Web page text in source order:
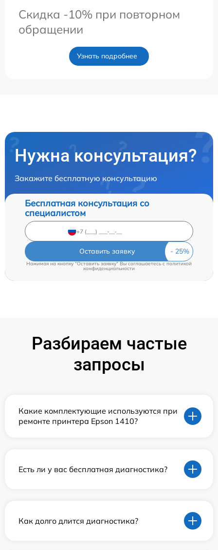
Скидка -10% при повторном
обращении
Узнать подробнее
Нужна консультация?
Закажите бесплатную консультацию
Бесплатная консультация со
специалистом
Оставить заявку
Нажимая на кнопку "Оставить заявку" Вы соглашаетесь c политикой
конфиденциальности
Разбираем частые
запросы
Какие комплектующие используются при
ремонте принтера Epson 1410?
Есть ли у вас бесплатная диагностика?
Как долго длится диагностика?